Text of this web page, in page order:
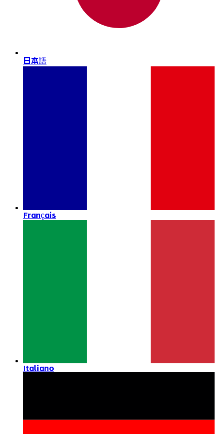
日本語
Français
Italiano